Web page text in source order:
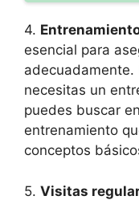
4.
esencial para
adecuadamente.
necesitas un
puedes buscar
entrenamiento
conceptos
5. Visitas